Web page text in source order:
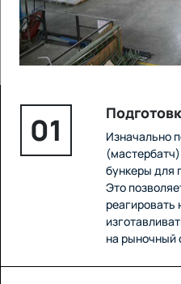
01
Изначально
бункеры для
Это
реагировать
на рыночный